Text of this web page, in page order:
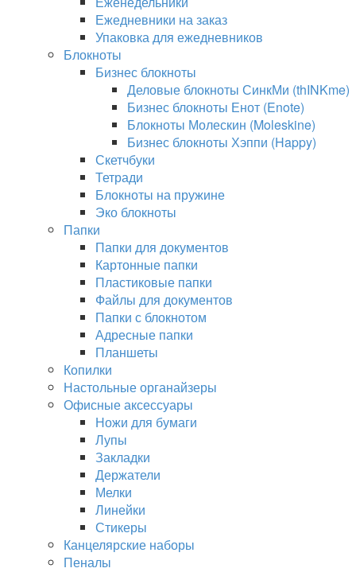
Ежедневники на заказ
Упаковка для ежедневников
Блокноты
Бизнес блокноты
Деловые блокноты СинкМи (thINKme)
Бизнес блокноты Енот (Enote)
Блокноты Молескин (Moleskine)
Бизнес блокноты Хэппи (Happy)
Скетчбуки
Тетради
Блокноты на пружине
Эко блокноты
Папки
Папки для документов
Картонные папки
Пластиковые папки
Файлы для документов
Папки с блокнотом
Адресные папки
Планшеты
Копилки
Настольные органайзеры
Офисные аксессуары
Ножи для бумаги
Лупы
Закладки
Держатели
Мелки
Линейки
Стикеры
Канцелярские наборы
Пеналы